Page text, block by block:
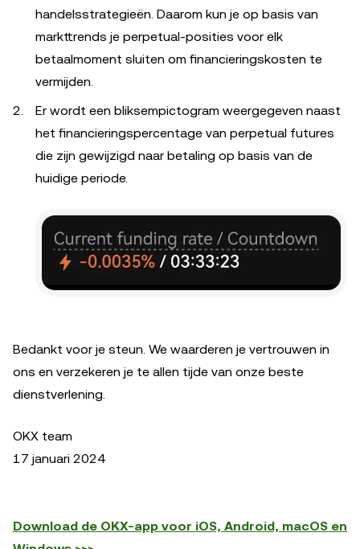
handelsstrategieën. Daarom kun je op basis van
markttrends je perpetual-posities voor elk
betaalmoment sluiten om financieringskosten te
vermijden.
Er wordt een bliksempictogram weergegeven naast
het financieringspercentage van perpetual futures
die zijn gewijzigd naar betaling op basis van de
huidige periode.
Bedankt voor je steun. We waarderen je vertrouwen in
ons en verzekeren je te allen tijde van onze beste
dienstverlening.
OKX team
17 januari 2024
Download de OKX-app voor iOS, Android, macOS en